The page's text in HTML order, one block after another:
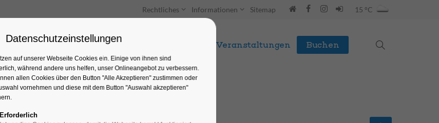
Rechtliches Informationen Sitemap 15 °C
Unterkünfte Entdecken & Erleben Veranstaltungen Buchen
Datenschutzeinstellungen
auf unserer Webseite Cookies ein. Einige von ihnen sind
während andere uns helfen, unser Onlineangebot zu verbessern.
allen Cookies über den Button "Alle Akzeptieren" zustimmen oder
vornehmen und diese mit dem Button "Auswahl akzeptieren"